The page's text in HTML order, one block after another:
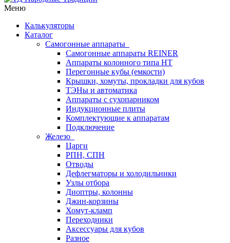
Меню
Калькуляторы
Каталог
Самогонные аппараты
Самогонные аппараты REINER
Аппараты колонного типа НТ
Перегонные кубы (емкости)
Крышки, хомуты, прокладки для кубов
ТЭНы и автоматика
Аппараты с сухопарником
Индукционные плиты
Комплектующие к аппаратам
Подключение
Железо
Царги
РПН, СПН
Отводы
Дефлегматоры и холодильники
Узлы отбора
Диоптры, колонны
Джин-корзины
Хомут-кламп
Переходники
Аксессуары для кубов
Разное